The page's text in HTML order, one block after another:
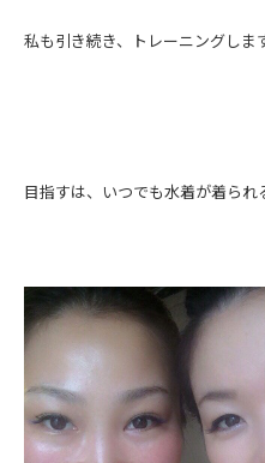
私も引き続き、トレーニングしま
目指すは、いつでも水着が着られ